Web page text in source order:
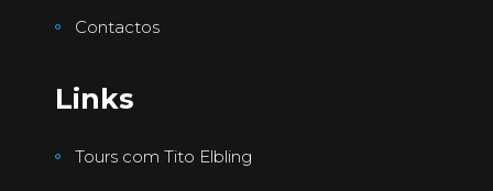
Contactos
Links
Tours com Tito Elbling